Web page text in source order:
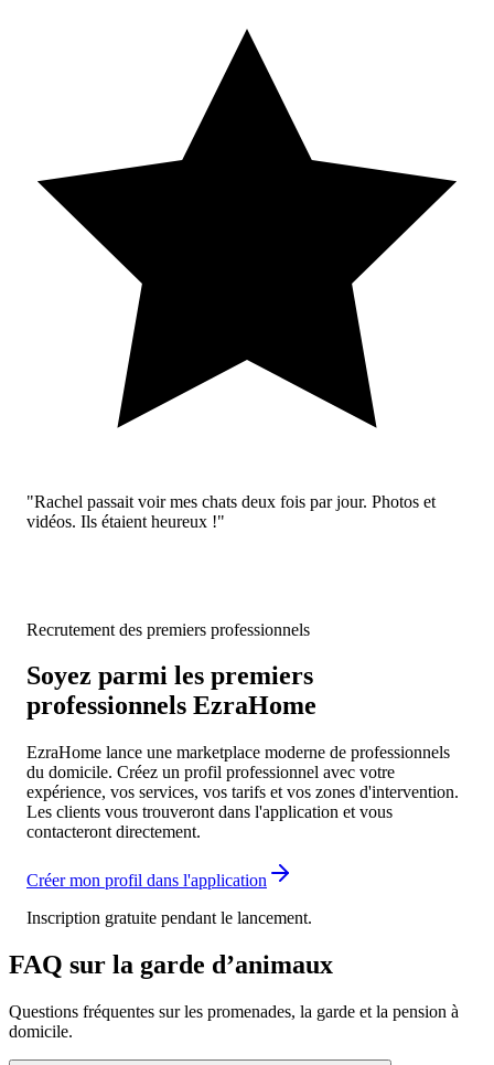
"Rachel passait voir mes chats deux fois par jour. Photos et
vidéos. Ils étaient heureux !"
Recrutement des premiers professionnels
Soyez parmi les premiers
professionnels EzraHome
EzraHome lance une marketplace moderne de professionnels
du domicile. Créez un profil professionnel avec votre
expérience, vos services, vos tarifs et vos zones d'intervention.
Les clients vous trouveront dans l'application et vous
contacteront directement.
Créer mon profil dans l'application
Inscription gratuite pendant le lancement.
FAQ sur la garde d’animaux
Questions fréquentes sur les promenades, la garde et la pension à
domicile.